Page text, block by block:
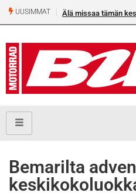
UUSIMMAT
numeroa! Heikkilä kymmenes
Bemarilta